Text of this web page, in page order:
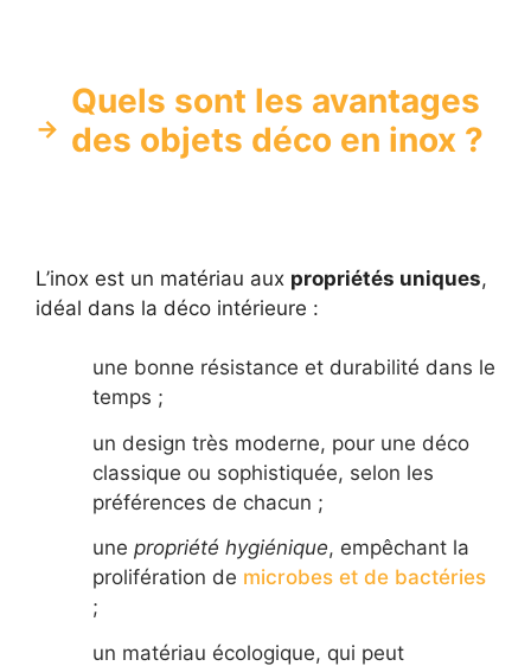
Quels sont les avantages
des objets déco en inox ?
L’inox est un matériau aux propriétés uniques,
idéal dans la déco intérieure :
une bonne résistance et durabilité dans le
temps ;
un design très moderne, pour une déco
classique ou sophistiquée, selon les
préférences de chacun ;
une propriété hygiénique, empêchant la
prolifération de microbes et de bactéries
;
un matériau écologique, qui peut